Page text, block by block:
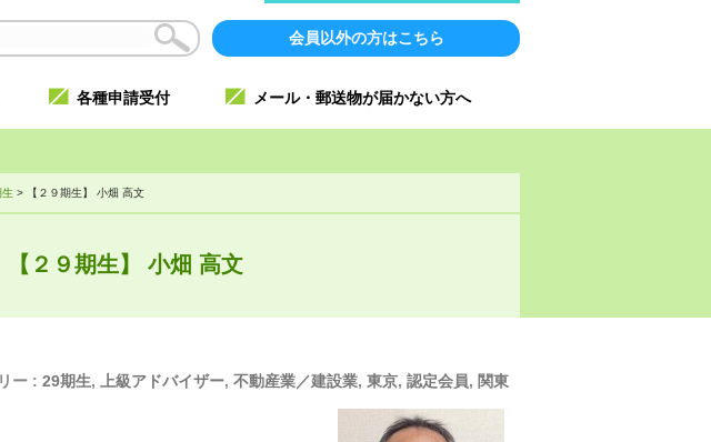
会員以外の方はこちら
各種申請受付 メール・郵送物が届かない方へ
> 【２９期生】 小畑 高文
【２９期生】 小畑 高文
ー : 29期生, 上級アドバイザー, 不動産業／建設業, 東京, 認定会員, 関東